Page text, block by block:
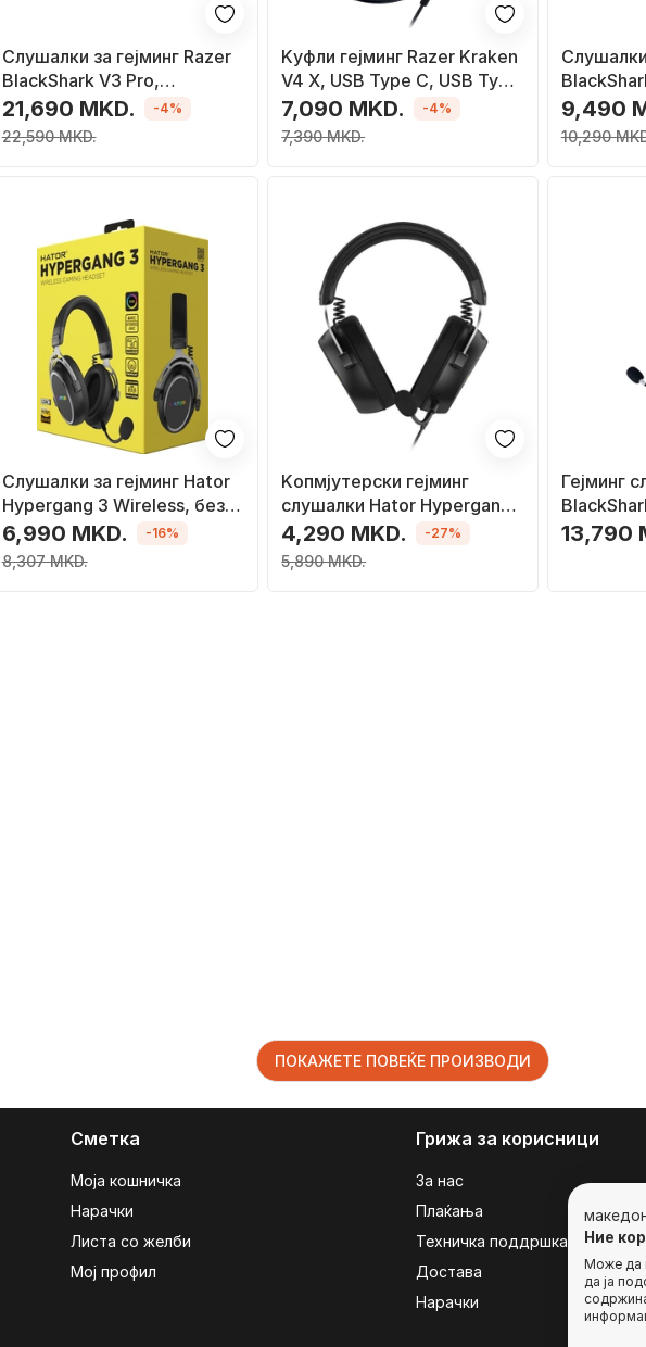
Слушалки за гејминг Razer
BlackShark V3 Pro,
безжични и со кабел, USB,
Bluetooth, црни
21,690 MKD.
22,590 MKD.
-4%
Kуфли гејминг Razer Kraken
V4 X, USB Type C, USB Type
A, црни
7,090 MKD.
7,390 MKD.
-4%
Слушалки
кабел,
9,490
10,290
Слушалки за гејминг Hator
Hypergang 3 Wireless, без
кабел, Блутут, црни
6,990 MKD.
8,307 MKD.
-16%
Kопмјутерски гејминг
слушалки Hator Hypergang
3, USB, со микрофон, црни
4,290 MKD.
5,890 MKD.
-27%
Гејминг
13,790
ПОКАЖЕТЕ ПОВЕЌЕ ПРОИЗВОДИ
Сметка
Моја кошничка
Нарачки
Листа со желби
Мој профил
Грижа за корисници
За нас
Плаќања
Техничка поддршка
Достава
Нарачки
Ние
Може да
да ја